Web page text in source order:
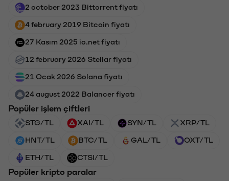
2 october 2023 Bittorrent fiyatı
4 february 2019 Bitcoin fiyatı
27 Kasım 2025 io.net fiyatı
12 february 2026 Stellar fiyatı
21 Ocak 2026 Solana fiyatı
24 august 2022 Balancer fiyatı
Popüler işlem çiftleri
STG/TL XAI/TL SYN/TL XRP/TL
HNT/TL BTC/TL GAL/TL OXT/TL
ETH/TL CTSI/TL
Popüler kripto paralar